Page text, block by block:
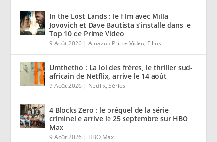
In the Lost Lands : le film avec Milla
Jovovich et Dave Bautista s’installe dans le
Top 10 de Prime Video
9 Août 2026 |Amazon Prime Video, Films
Umthetho : La loi des frères, le thriller sud-
africain de Netflix, arrive le 14 août
9 Août 2026 | Netflix,Séries
4 Blocks Zero : le préquel de la série
criminelle arrive le 25 septembre sur HBO
Max
9 Août 2026 | HBO Max